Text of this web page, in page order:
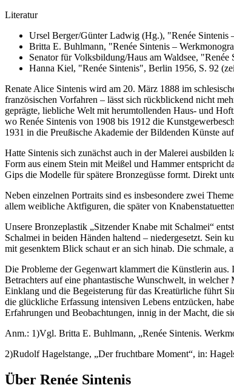
Literatur
Ursel Berger/Günter Ladwig (Hg.), "Renée Sintenis
Britta E. Buhlmann, "Renée Sintenis –
Senator für Volksbildung/Haus am Waldsee,
Hanna Kiel, "Renée Sintenis", Berlin 1956, S. 92
Renate Alice Sintenis wird am 20. März 1888 im
französischen Vorfahren – lässt sich rückblickend nicht
geprägte, liebliche Welt mit herumtollenden Haus- und
wo Renée Sintenis von 1908 bis 1912 die
1931 in die Preußische Akademie der Bildenden Künste
Hatte Sintenis sich zunächst auch in der Malerei
Form aus einem Stein mit Meißel und Hammer entspricht
Gips die Modelle für spätere Bronzegüsse formt. Direkt
Neben einzelnen Portraits sind es insbesondere zwei
allem weibliche Aktfiguren, die später von
Unsere Bronzeplastik „Sitzender Knabe mit Schalmei“
Schalmei in beiden Händen haltend – niedergesetzt. Sein
mit gesenktem Blick schaut er an sich hinab. Die
Die Probleme der Gegenwart klammert die Künstlerin
Betrachters auf eine phantastische Wunschwelt, in
Einklang und die Begeisterung für das Kreatürliche führt
die glückliche Erfassung intensiven Lebens entzücken,
Erfahrungen und Beobachtungen, innig in der Macht, die
Anm.: 1)Vgl. Britta E. Buhlmann, „Renée Sintenis.
2)Rudolf Hagelstange, „Der fruchtbare Moment“, in:
Über Renée Sintenis